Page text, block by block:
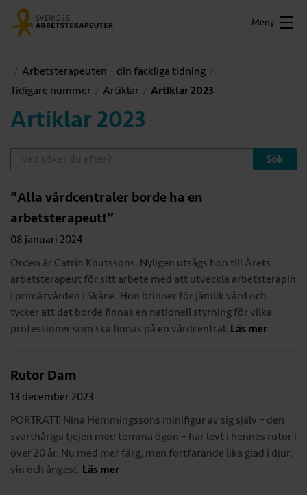
Meny
Arbetsterapeuten – din fackliga tidning
Tidigare nummer
Artiklar Artiklar 2023
Artiklar 2023
Sök
”Alla vårdcentraler borde ha en
arbetsterapeut!”
08 januari 2024
Orden är Catrin Knutssons. Nyligen utsågs hon till Årets
arbetsterapeut för sitt arbete med att utveckla arbetsterapin
i primärvården i Skåne. Hon brinner för jämlik vård och
tycker att det borde finnas en nationell styrning för vilka
professioner som ska finnas på en vårdcentral. Läs mer
Rutor Dam
13 december 2023
PORTRÄTT. Nina Hemmingssons minifigur av sig själv – den
svarthåriga tjejen med tomma ögon – har levt i hennes rutor i
över 20 år. Nu med mer färg, men fortfarande lika glad i djur,
vin och ångest. Läs mer